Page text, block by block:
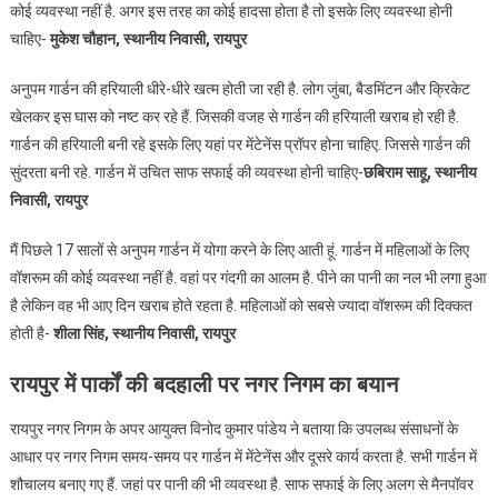
कोई व्यवस्था नहीं है. अगर इस तरह का कोई हादसा होता है तो इसके लिए व्यवस्था होनी
चाहिए-मुकेश चौहान, स्थानीय निवासी, रायपुर
अनुपम गार्डन की हरियाली धीरे-धीरे खत्म होती जा रही है. लोग जुंबा, बैडमिंटन और क्रिकेट
खेलकर इस घास को नष्ट कर रहे हैं. जिसकी वजह से गार्डन की हरियाली खराब हो रही है.
गार्डन की हरियाली बनी रहे इसके लिए यहां पर मेंटेनेंस प्रॉपर होना चाहिए. जिससे गार्डन की
सुंदरता बनी रहे. गार्डन में उचित साफ सफाई की व्यवस्था होनी चाहिए-छबिराम साहू, स्थानीय
निवासी, रायपुर
मैं पिछले 17 सालों से अनुपम गार्डन में योगा करने के लिए आती हूं. गार्डन में महिलाओं के लिए
वॉशरूम की कोई व्यवस्था नहीं है. वहां पर गंदगी का आलम है. पीने का पानी का नल भी लगा हुआ
है लेकिन वह भी आए दिन खराब होते रहता है. महिलाओं को सबसे ज्यादा वॉशरूम की दिक्कत
होती है-शीला सिंह, स्थानीय निवासी, रायपुर
रायपुर में पार्कों की बदहाली पर नगर निगम का बयान
रायपुर नगर निगम के अपर आयुक्त विनोद कुमार पांडेय ने बताया कि उपलब्ध संसाधनों के
आधार पर नगर निगम समय-समय पर गार्डन में मेंटेनेंस और दूसरे कार्य करता है. सभी गार्डन में
शौचालय बनाए गए हैं. जहां पर पानी की भी व्यवस्था है. साफ सफाई के लिए अलग से मैनपॉवर